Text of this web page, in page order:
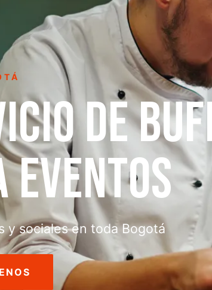
y carnes a la parrilla para tu